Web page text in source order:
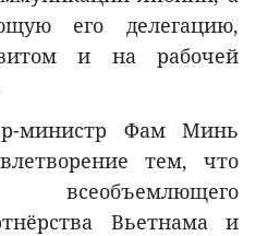
его делегацию,
и на рабочей
министр Фам Минь
тем, что
Вьетнама и